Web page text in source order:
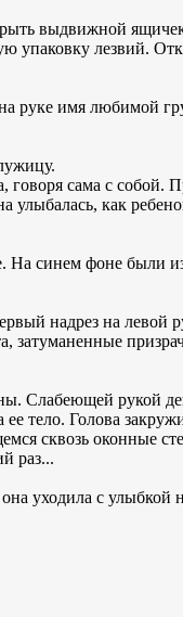
выдвижной
упаковку лезвий.
руке имя любимой
сама с собой.
улыбалась, как
На синем фоне
надрез на левой
затуманенные
Слабеющей рукой
тело. Голова
сквозь оконные
раз...
уходила с улыбкой